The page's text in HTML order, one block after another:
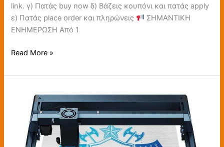
link. γ) Πατάς buy now δ) Βάζεις κουπόνι και πατάς apply
ε) Πατάς place order και πληρώνεις
ΣΗΜΑΝΤΙΚΗ
ΕΝΗΜΕΡΩΣΗ Από 1
Read More »
Direct]
Longer
Laser